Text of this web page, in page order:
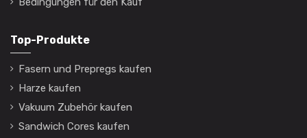
Top-Produkte
Fasern und Prepregs kaufen
Harze kaufen
Vakuum Zubehör kaufen
Sandwich Cores kaufen